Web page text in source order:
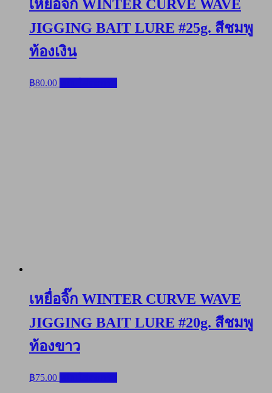
เหยื่อจิ๊ก WINTER CURVE WAVE
JIGGING BAIT LURE #25g. สีชมพู
ท้องเงิน
฿80.00
เหยื่อจิ๊ก WINTER CURVE WAVE
JIGGING BAIT LURE #20g. สีชมพู
ท้องขาว
฿75.00